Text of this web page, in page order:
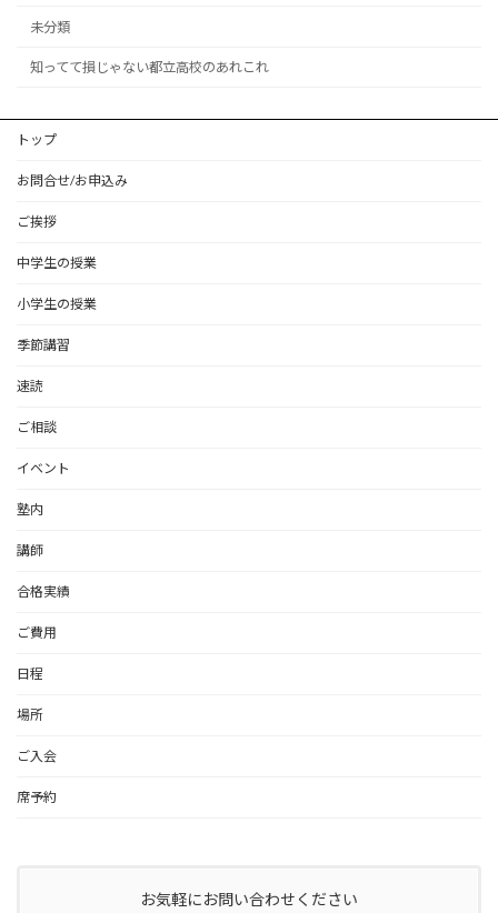
未分類
知ってて損じゃない都立高校のあれこれ
トップ
お問合せ/お申込み
ご挨拶
中学生の授業
小学生の授業
季節講習
速読
ご相談
イベント
塾内
講師
合格実績
ご費用
日程
場所
ご入会
席予約
お気軽にお問い合わせください